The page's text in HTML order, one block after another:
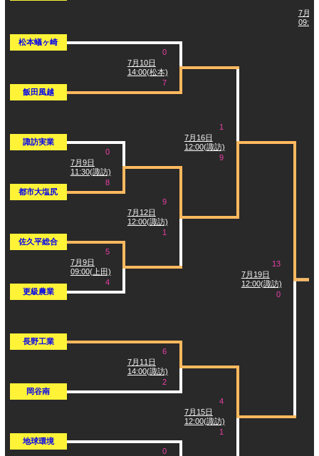
松本蟻ヶ崎
飯田風越
諏訪実業
都市大塩尻
佐久平総合
更級農業
長野工業
岡谷南
地球環境
7月9日
11:30(諏訪)
0
8
7月9日
09:00(上田)
5
4
7月10日
14:00(松本)
0
7
7月12日
12:00(諏訪)
9
1
7月11日
14:00(諏訪)
6
2
0
7月16日
12:00(諏訪)
1
9
7月15日
12:00(諏訪)
4
1
7月19日
12:00(諏訪)
13
0
7月